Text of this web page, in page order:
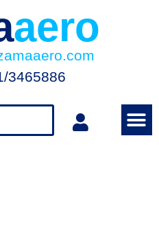
aero
3465886